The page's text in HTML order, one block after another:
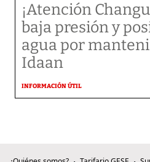
¡Atención
baja presión y
agua por
Idaan
INFORMACIÓN ÚTIL